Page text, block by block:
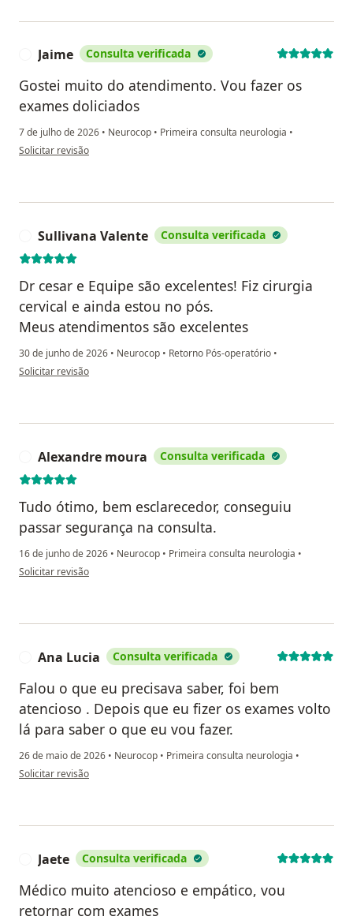
Jaime Consulta verificada
Gostei muito do atendimento. Vou fazer os
exames doliciados
7 de julho de 2026 • Neurocop • Primeira consulta neurologia •
na opinião do utilizador Jaime
Solicitar revisão
Sullivana Valente Consulta verificada
Dr cesar e Equipe são excelentes! Fiz cirurgia
cervical e ainda estou no pós.
Meus atendimentos são excelentes
30 de junho de 2026 • Neurocop • Retorno Pós-operatório •
na opinião do utilizador Sullivana Valente
Solicitar revisão
Alexandre moura Consulta verificada
Tudo ótimo, bem esclarecedor, conseguiu
passar segurança na consulta.
16 de junho de 2026 • Neurocop • Primeira consulta neurologia •
na opinião do utilizador Alexandre moura
Solicitar revisão
Ana Lucia Consulta verificada
Falou o que eu precisava saber, foi bem
atencioso . Depois que eu fizer os exames volto
lá para saber o que eu vou fazer.
26 de maio de 2026 • Neurocop • Primeira consulta neurologia •
na opinião do utilizador Ana Lucia
Solicitar revisão
Jaete Consulta verificada
Médico muito atencioso e empático, vou
retornar com exames